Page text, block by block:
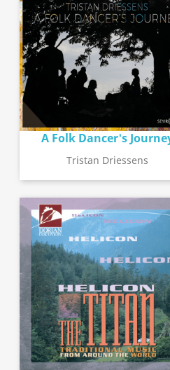
A Folk Dancer's
Tristan Driessens